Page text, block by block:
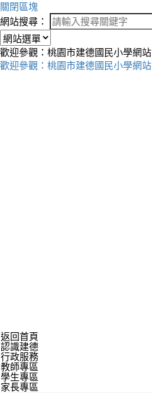
關閉區塊
網站搜尋：
歡迎參觀：桃園市建德國民小學網站
歡迎參觀：桃園市建德國民小學網站
返回首頁
認識建德
行政服務
教師專區
學生專區
家長專區